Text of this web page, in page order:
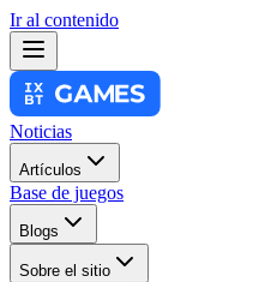
Ir al contenido
Noticias
Artículos
Base de juegos
Blogs
Sobre el sitio